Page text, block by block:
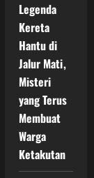
Legenda
Kereta
Hantu di
Jalur Mati,
Misteri
yang Terus
Membuat
Warga
Ketakutan